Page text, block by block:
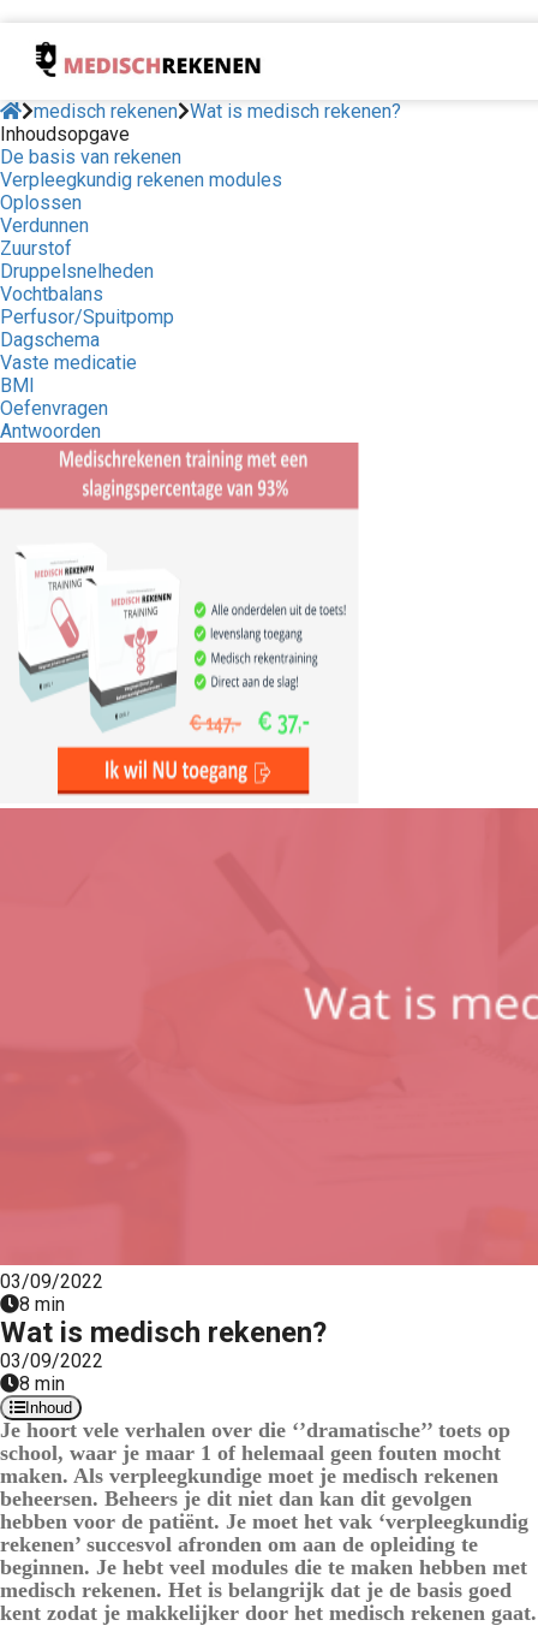
medisch rekenen Wat is medisch rekenen?
Inhoudsopgave
De basis van rekenen
Verpleegkundig rekenen modules
Oplossen
Verdunnen
Zuurstof
Druppelsnelheden
Vochtbalans
Perfusor/Spuitpomp
Dagschema
Vaste medicatie
BMI
Oefenvragen
Antwoorden
03/09/2022
8 min
Wat is medisch rekenen?
03/09/2022
8 min
Inhoud
Je hoort vele verhalen over die ‘’dramatische’’ toets op
school, waar je maar 1 of helemaal geen fouten mocht
maken. Als verpleegkundige moet je medisch rekenen
beheersen. Beheers je dit niet dan kan dit gevolgen
hebben voor de patiënt. Je moet het vak ‘verpleegkundig
rekenen’ succesvol afronden om aan de opleiding te
beginnen. Je hebt veel modules die te maken hebben met
medisch rekenen. Het is belangrijk dat je de basis goed
kent zodat je makkelijker door het medisch rekenen gaat.